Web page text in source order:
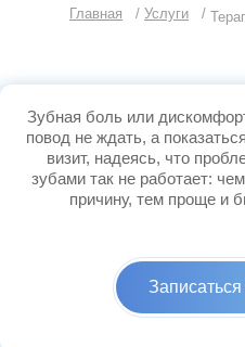
Главная Услуги
Зубная боль или
повод не ждать, а
визит, надеясь, что
зубами так не работает:
причину, тем проще и